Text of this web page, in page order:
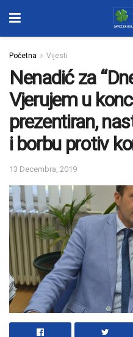
Početna Vijesti
Nenadić za
Vjerujem u
prezentiran,
i borbu protiv
13 Decembra, 2019